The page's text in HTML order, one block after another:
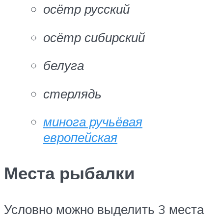
осётр русский
осётр сибирский
белуга
стерлядь
минога ручьёвая
европейская
Места рыбалки
Условно можно выделить 3 места